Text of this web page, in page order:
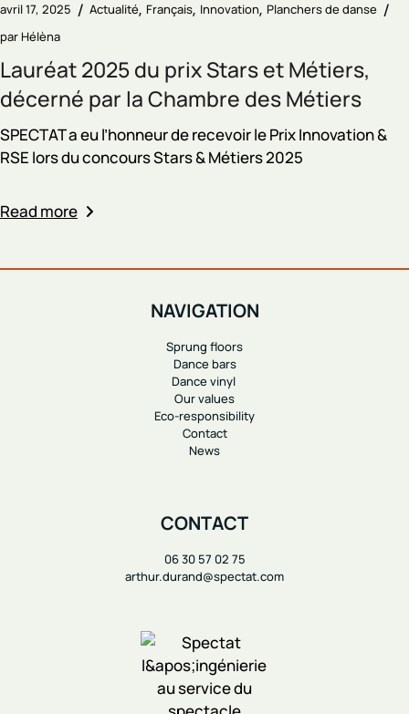
avril 17, 2025 Actualité Français Innovation Planchers de danse
par Hélèna
Lauréat 2025 du prix Stars et Métiers,
décerné par la Chambre des Métiers
SPECTAT a eu l’honneur de recevoir le Prix Innovation &
RSE lors du concours Stars & Métiers 2025
Read more
NAVIGATION
Sprung floors
Dance bars
Dance vinyl
Our values
Eco-responsibility
Contact
News
CONTACT
06 30 57 02 75
arthur.durand@spectat.com